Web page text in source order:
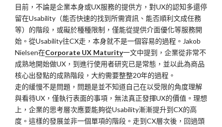
目前，不論是企業本身或UX服務的提供方，對UX的認知多還停
留在Usability（能否快速的找到所需資訊、能否順利文成任務
等）的階段，或礙於種種限制，僅能從提供介面優化等服務開
始。從Usability往CX走，本身就不是一個容易的過程。Jakob
Nielsen在Corporate UX Maturity一文中提到，企業從非常不
成熟地開始做UX，到進行使用者研究已是常態，並以此為商品
核心出發點的成熟階段，大約需要整整20年的過程。
走的緩慢不是問題，問題是並不知道自己在以受限的角度理解
與看待UX，僅執行表面的事項，無法真正發揮UX的價值。理想
上，企業的思考層次應要能夠從Usability漸漸提升到CX的高
度。這樣的發展並非一個單項的階段。走到CX層次後，回過頭